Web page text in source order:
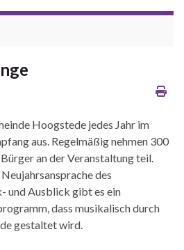
Hoogstede jedes Jahr im
aus. Regelmäßig nehmen 300
an der Veranstaltung teil.
des
und Ausblick gibt es ein
dass musikalisch durch
gestaltet wird.